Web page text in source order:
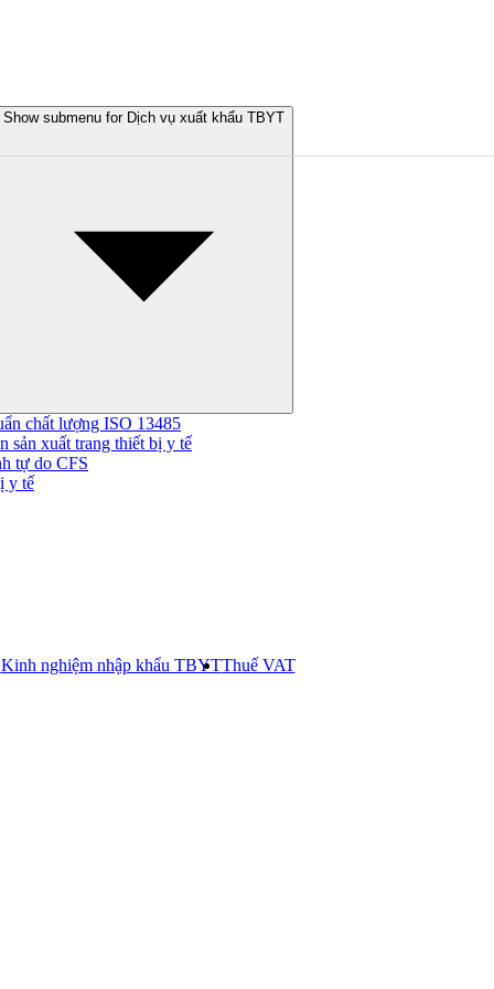
Show submenu for Dịch vụ xuất khẩu TBYT
chất lượng ISO 13485
sản xuất trang thiết bị y tế
tự do CFS
y tế
Kinh nghiệm nhập khẩu TBYTThuế VAT